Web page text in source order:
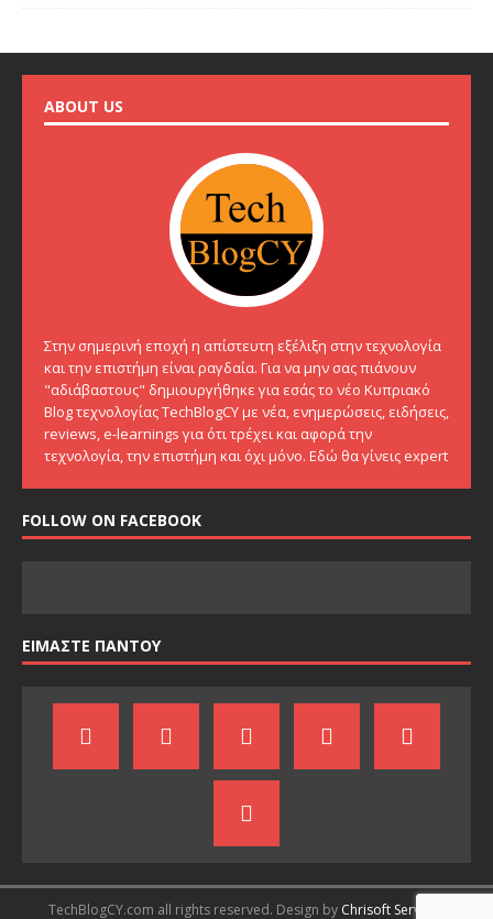
ABOUT US
Στην σημερινή εποχή η απίστευτη εξέλιξη στην τεχνολογία
και την επιστήμη είναι ραγδαία. Για να μην σας πιάνουν
"αδιάβαστους" δημιουργήθηκε για εσάς το νέο Κυπριακό
Blog τεχνολογίας TechBlogCY με νέα, ενημερώσεις, ειδήσεις,
reviews, e-learnings για ότι τρέχει και αφορά την
τεχνολογία, την επιστήμη και όχι μόνο. Εδώ θα γίνεις expert
FOLLOW ON FACEBOOK
ΕΙΜΑΣΤΕ ΠΑΝΤΟΥ
TechBlogCY.com all rights reserved. Design by Chrisoft Services